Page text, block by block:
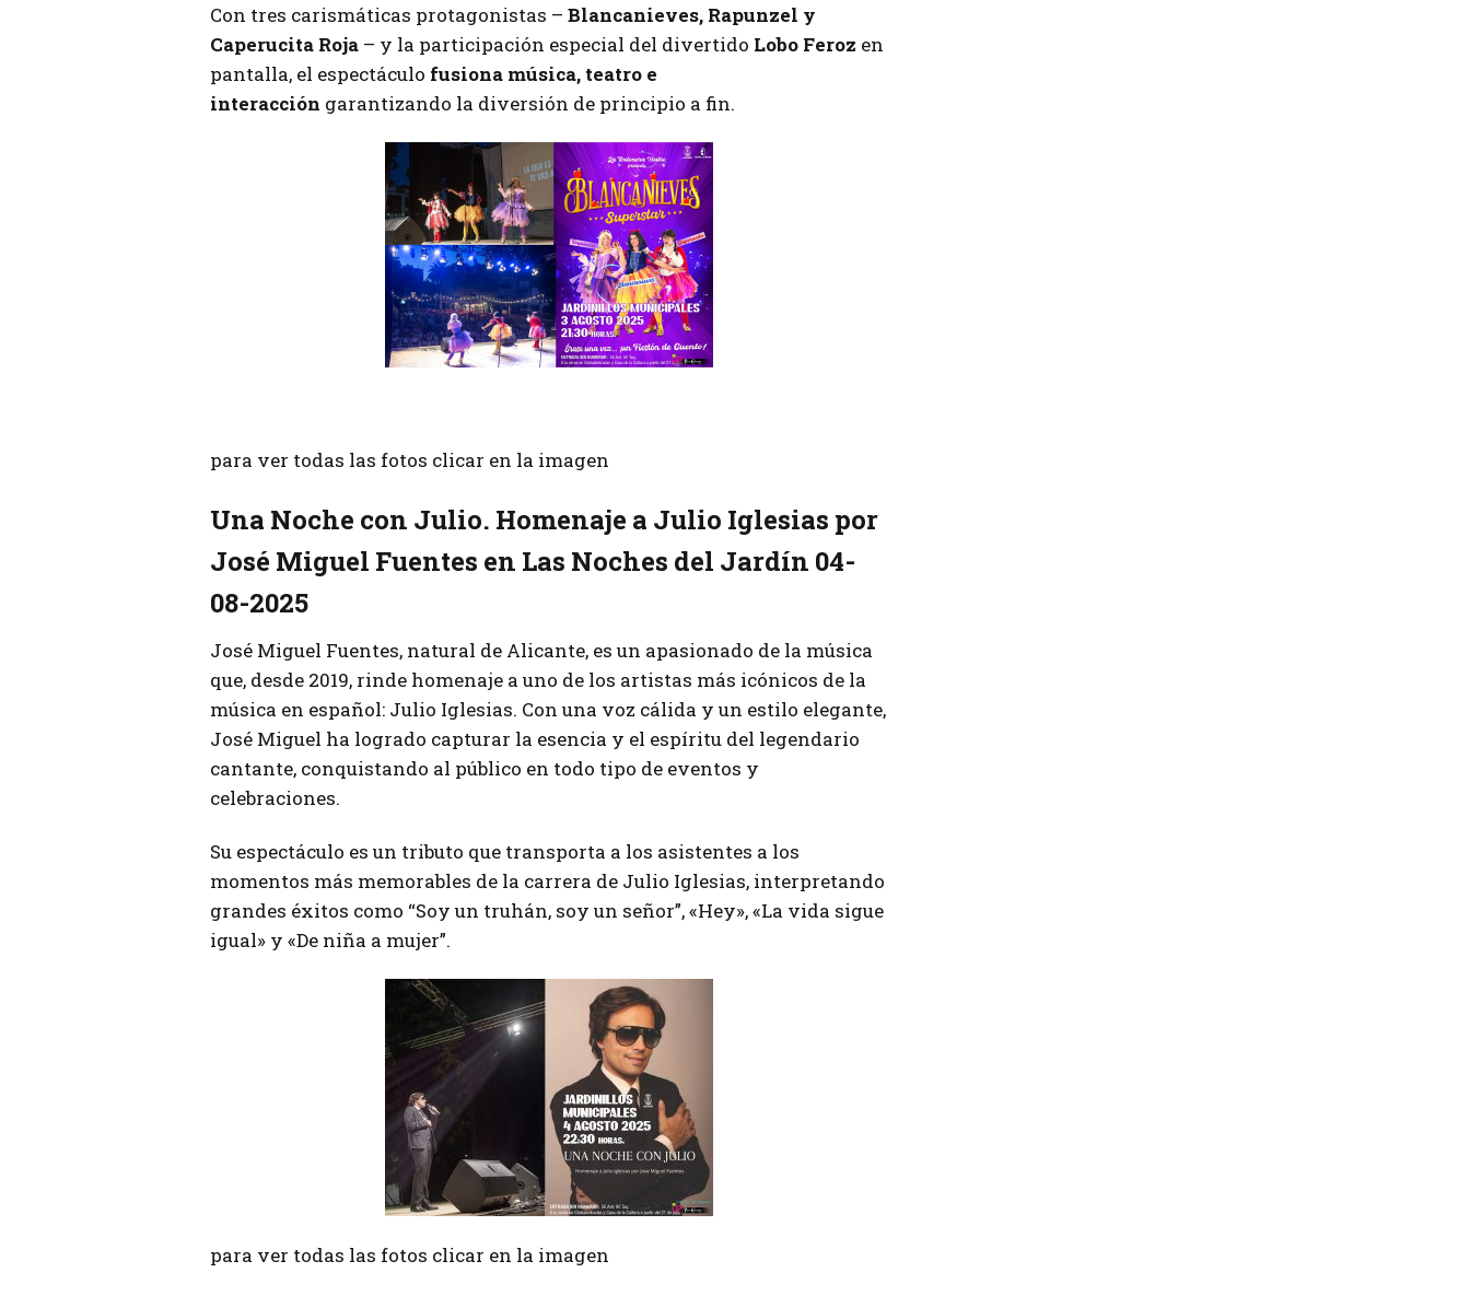
Con tres carismáticas protagonistas – Blancanieves, Rapunzel y
Caperucita Roja – y la participación especial del divertido Lobo Feroz en
pantalla, el espectáculo fusiona música, teatro e
interacción garantizando la diversión de principio a fin.
para ver todas las fotos clicar en la imagen
Una Noche con Julio. Homenaje a Julio Iglesias por
José Miguel Fuentes en Las Noches del Jardín 04-
08-2025
José Miguel Fuentes, natural de Alicante, es un apasionado de la música
que, desde 2019, rinde homenaje a uno de los artistas más icónicos de la
música en español: Julio Iglesias. Con una voz cálida y un estilo elegante,
José Miguel ha logrado capturar la esencia y el espíritu del legendario
cantante, conquistando al público en todo tipo de eventos y
celebraciones.
Su espectáculo es un tributo que transporta a los asistentes a los
momentos más memorables de la carrera de Julio Iglesias, interpretando
grandes éxitos como “Soy un truhán, soy un señor”, «Hey», «La vida sigue
igual» y «De niña a mujer”.
para ver todas las fotos clicar en la imagen